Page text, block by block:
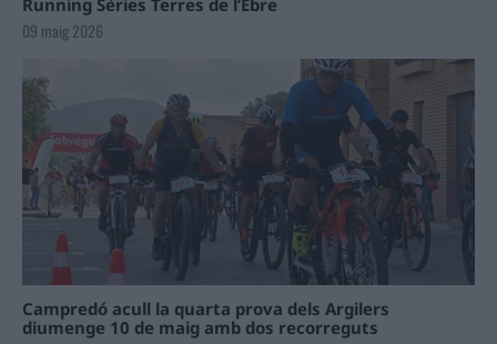
Running Sèries Terres de l’Ebre
09 maig 2026
Campredó acull la quarta prova dels Argilers
diumenge 10 de maig amb dos recorreguts